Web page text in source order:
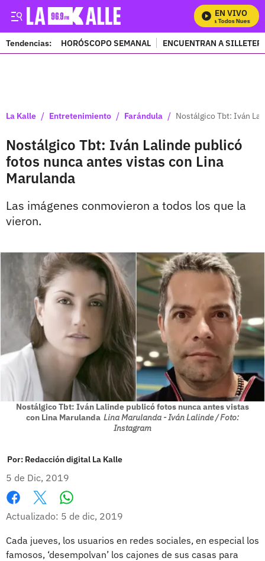
EN VIVO
Mira Todos Nuestros
Tendencias: HORÓSCOPO SEMANAL ENCUENTRAN A
La Kalle / Entretenimiento / Farándula / Nostálgico Tbt: Iván
Nostálgico Tbt: Iván Lalinde publicó
fotos nunca antes vistas con Lina
Marulanda
Las imágenes conmovieron a todos los que la
vieron.
Nostálgico Tbt: Iván Lalinde publicó fotos nunca antes vistas
con Lina Marulanda Lina Marulanda - Iván Lalinde / Foto:
Instagram
Por: Redacción digital La Kalle
5 de Dic, 2019
Facebook
X
Actualizado: 5 de dic, 2019
Cada jueves, los usuarios en redes sociales, en especial los
famosos, ‘desempolvan’ los cajones de sus casas para